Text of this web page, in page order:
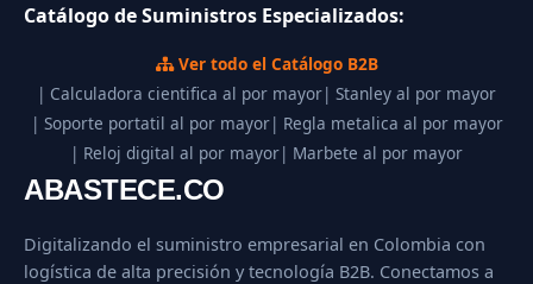
Catálogo de Suministros Especializados:
Ver todo el Catálogo B2B
| Calculadora cientifica al por mayor| Stanley al por mayor
| Soporte portatil al por mayor| Regla metalica al por mayor
| Reloj digital al por mayor| Marbete al por mayor
ABASTECE.CO
Digitalizando el suministro empresarial en Colombia con
logística de alta precisión y tecnología B2B. Conectamos a